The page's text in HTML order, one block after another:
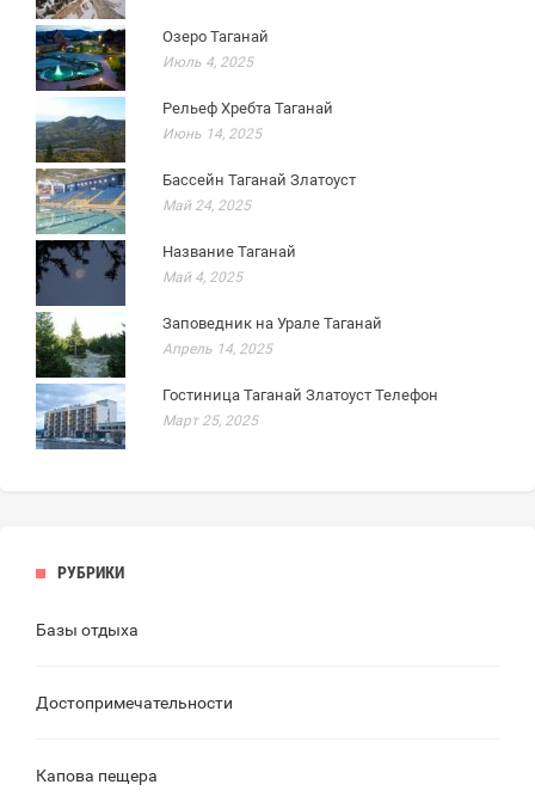
Озеро Таганай
Июль 4, 2025
Рельеф Хребта Таганай
Июнь 14, 2025
Бассейн Таганай Златоуст
Май 24, 2025
Название Таганай
Май 4, 2025
Заповедник на Урале Таганай
Апрель 14, 2025
Гостиница Таганай Златоуст Телефон
Март 25, 2025
РУБРИКИ
Базы отдыха
Достопримечательности
Капова пещера